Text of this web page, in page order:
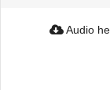
Audio